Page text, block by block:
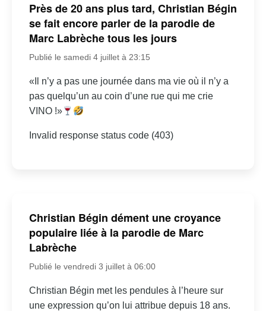
Près de 20 ans plus tard, Christian Bégin
se fait encore parler de la parodie de
Marc Labrèche tous les jours
Publié le samedi 4 juillet à 23:15
«Il n’y a pas une journée dans ma vie où il n’y a
pas quelqu’un au coin d’une rue qui me crie
VINO !»
Invalid response status code (403)
Christian Bégin dément une croyance
populaire liée à la parodie de Marc
Labrèche
Publié le vendredi 3 juillet à 06:00
Christian Bégin met les pendules à l’heure sur
une expression qu’on lui attribue depuis 18 ans.